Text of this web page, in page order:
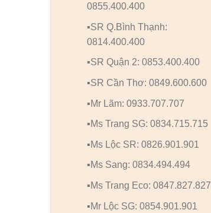
0855.400.400
▪️SR Q.Bình Thạnh:
0814.400.400
▪️SR Quận 2: 0853.400.400
▪️SR Cần Thơ: 0849.600.600
▪️Mr Lãm: 0933.707.707
▪️Ms Trang SG: 0834.715.715
▪️Ms Lộc SR: 0826.901.901
▪️Ms Sang: 0834.494.494
▪️Ms Trang Eco: 0847.827.827
▪️Mr Lộc SG: 0854.901.901